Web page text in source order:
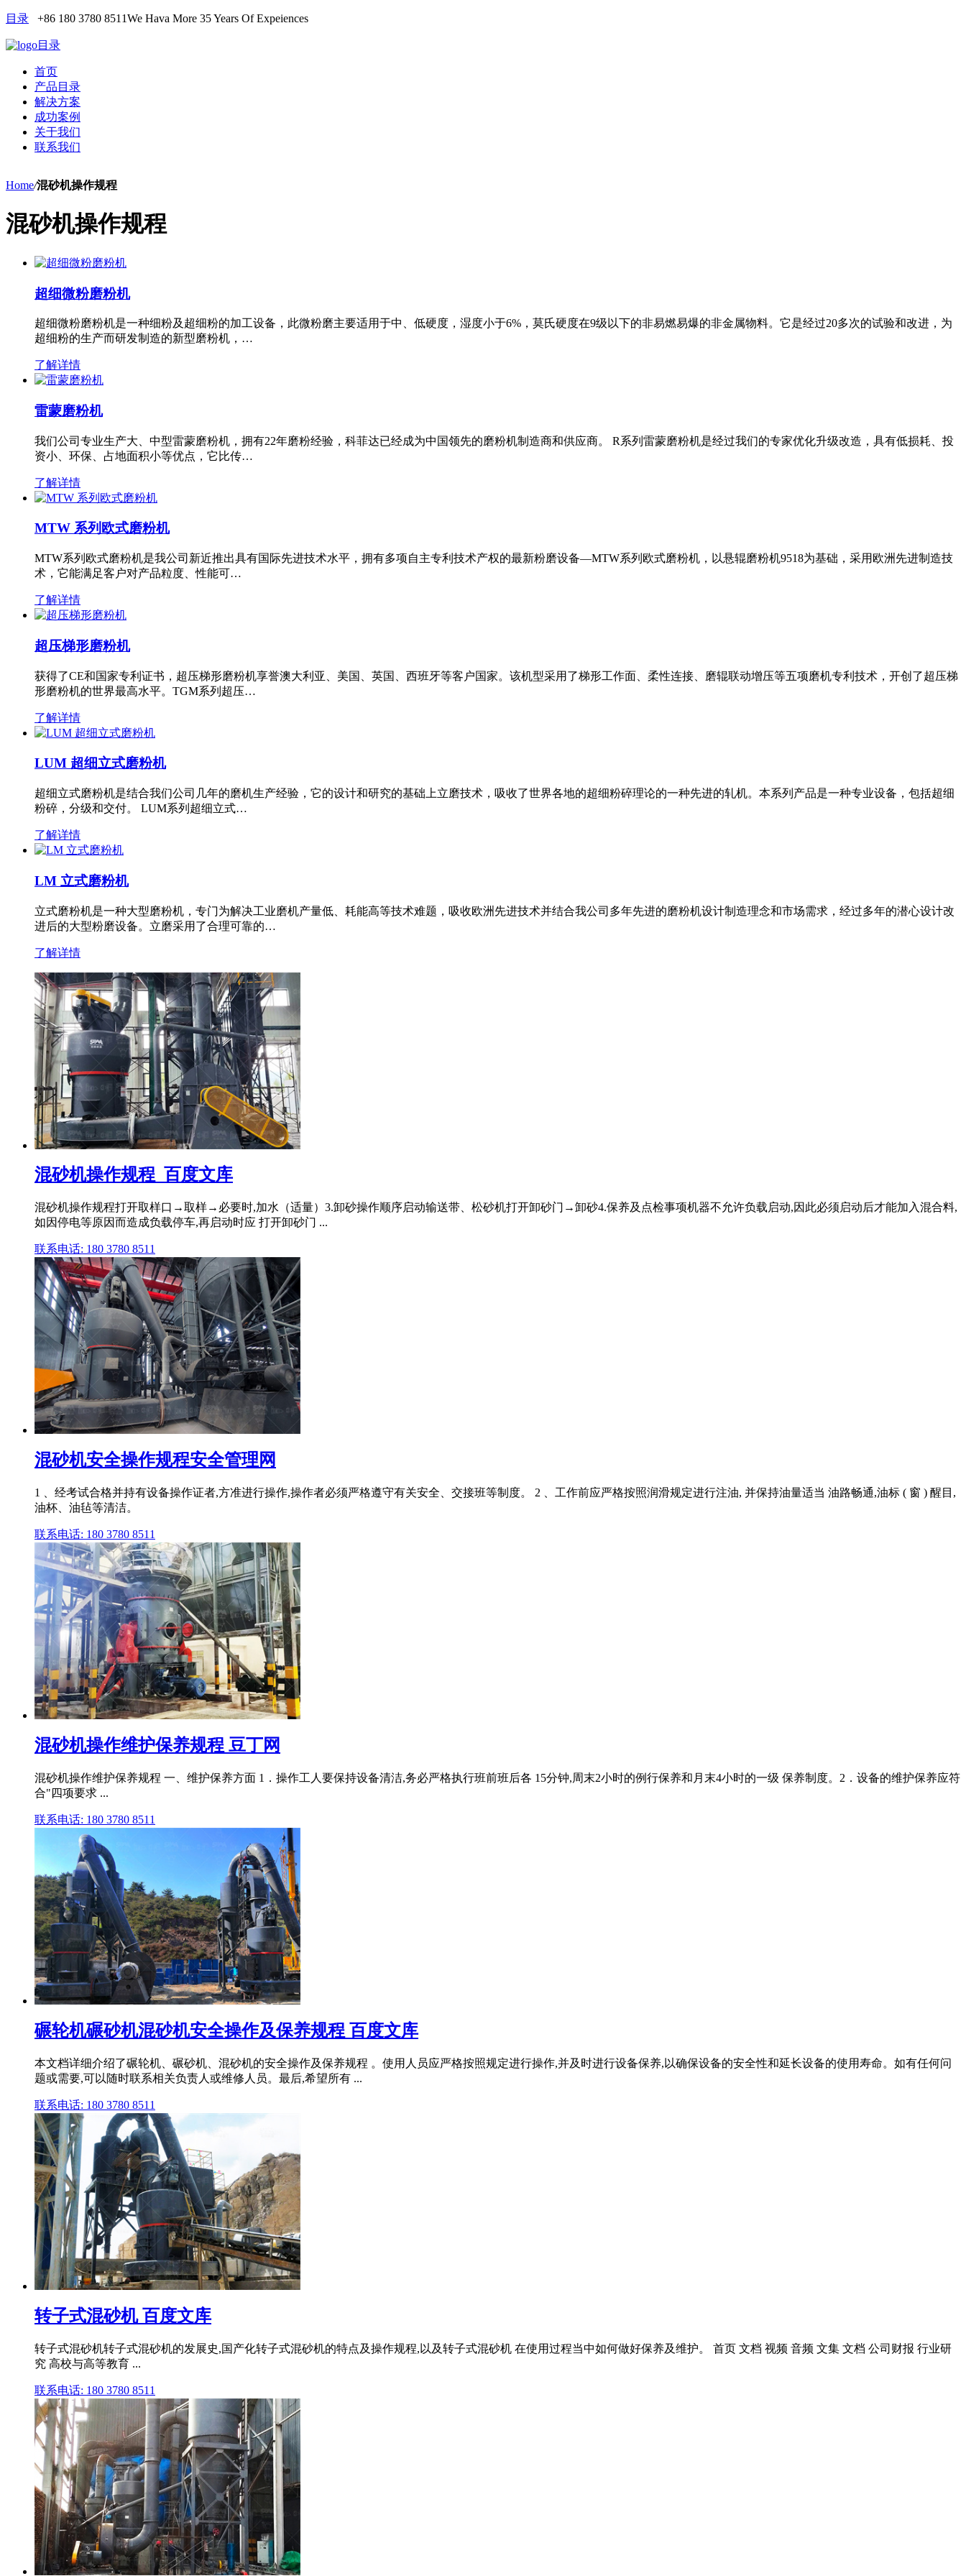
目录 +86 180 3780 8511We Hava More 35 Years Of Expeiences
目录
首页
产品目录
解决方案
成功案例
关于我们
联系我们
Home/混砂机操作规程
混砂机操作规程
超细微粉磨粉机
超细微粉磨粉机是一种细粉及超细粉的加工设备，此微粉磨主要适用于中、低硬度，湿度小于6%，莫氏硬度在9级以下的非易燃易爆的非金属物料。它是经过20多次的试验和改进，为
超细粉的生产而研发制造的新型磨粉机，…
了解详情
雷蒙磨粉机
我们公司专业生产大、中型雷蒙磨粉机，拥有22年磨粉经验，科菲达已经成为中国领先的磨粉机制造商和供应商。 R系列雷蒙磨粉机是经过我们的专家优化升级改造，具有低损耗、投
资小、环保、占地面积小等优点，它比传…
了解详情
MTW 系列欧式磨粉机
MTW系列欧式磨粉机是我公司新近推出具有国际先进技术水平，拥有多项自主专利技术产权的最新粉磨设备—MTW系列欧式磨粉机，以悬辊磨粉机9518为基础，采用欧洲先进制造技
术，它能满足客户对产品粒度、性能可…
了解详情
超压梯形磨粉机
获得了CE和国家专利证书，超压梯形磨粉机享誉澳大利亚、美国、英国、西班牙等客户国家。该机型采用了梯形工作面、柔性连接、磨辊联动增压等五项磨机专利技术，开创了超压梯
形磨粉机的世界最高水平。TGM系列超压…
了解详情
LUM 超细立式磨粉机
超细立式磨粉机是结合我们公司几年的磨机生产经验，它的设计和研究的基础上立磨技术，吸收了世界各地的超细粉碎理论的一种先进的轧机。本系列产品是一种专业设备，包括超细
粉碎，分级和交付。 LUM系列超细立式…
了解详情
LM 立式磨粉机
立式磨粉机是一种大型磨粉机，专门为解决工业磨机产量低、耗能高等技术难题，吸收欧洲先进技术并结合我公司多年先进的磨粉机设计制造理念和市场需求，经过多年的潜心设计改
进后的大型粉磨设备。立磨采用了合理可靠的…
了解详情
混砂机操作规程_百度文库
混砂机操作规程打开取样口→取样→必要时,加水（适量）3.卸砂操作顺序启动输送带、松砂机打开卸砂门→卸砂4.保养及点检事项机器不允许负载启动,因此必须启动后才能加入混合料,
如因停电等原因而造成负载停车,再启动时应 打开卸砂门 ...
联系电话: 180 3780 8511
混砂机安全操作规程安全管理网
1 、经考试合格并持有设备操作证者,方准进行操作,操作者必须严格遵守有关安全、交接班等制度。 2 、工作前应严格按照润滑规定进行注油, 并保持油量适当 油路畅通,油标 ( 窗 ) 醒目,
油杯、油毡等清洁。
联系电话: 180 3780 8511
混砂机操作维护保养规程 豆丁网
混砂机操作维护保养规程 一、维护保养方面 1．操作工人要保持设备清洁,务必严格执行班前班后各 15分钟,周末2小时的例行保养和月末4小时的一级 保养制度。2．设备的维护保养应符
合"四项要求 ...
联系电话: 180 3780 8511
碾轮机碾砂机混砂机安全操作及保养规程 百度文库
本文档详细介绍了碾轮机、碾砂机、混砂机的安全操作及保养规程 。使用人员应严格按照规定进行操作,并及时进行设备保养,以确保设备的安全性和延长设备的使用寿命。如有任何问
题或需要,可以随时联系相关负责人或维修人员。最后,希望所有 ...
联系电话: 180 3780 8511
转子式混砂机 百度文库
转子式混砂机转子式混砂机的发展史,国产化转子式混砂机的特点及操作规程,以及转子式混砂机 在使用过程当中如何做好保养及维护。 首页 文档 视频 音频 文集 文档 公司财报 行业研
究 高校与高等教育 ...
联系电话: 180 3780 8511